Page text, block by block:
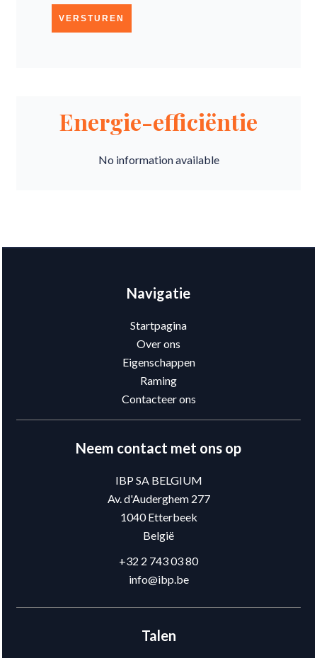
VERSTUREN
Energie-efficiëntie
No information available
Navigatie
Startpagina
Over ons
Eigenschappen
Raming
Contacteer ons
Neem contact met ons op
IBP SA BELGIUM
Av. d'Auderghem 277
1040Etterbeek
België
+32 2 743 03 80
info@ibp.be
Talen